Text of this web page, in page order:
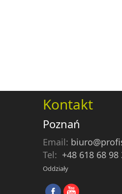
Kontakt
Poznań
Email:
Tel: +48 618 68 98
Oddziały